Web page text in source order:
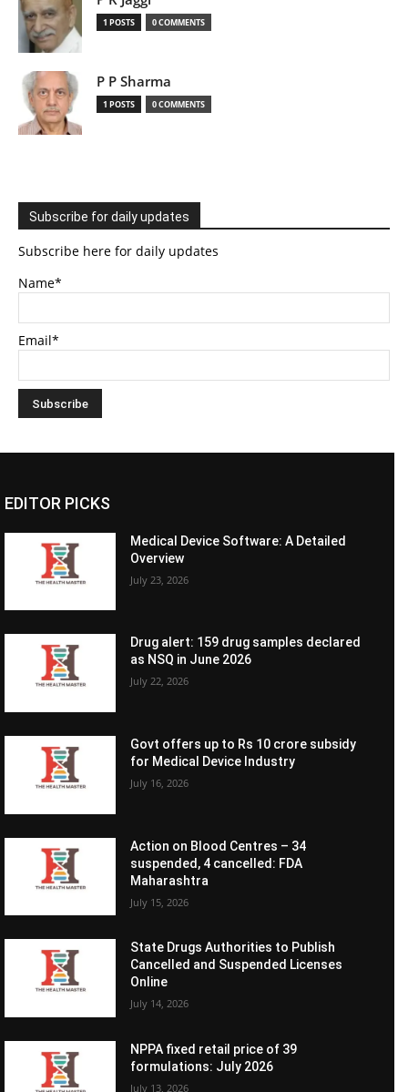
1 POSTS 0 COMMENTS
P P Sharma
1 POSTS 0 COMMENTS
Subscribe for daily updates
Subscribe here for daily updates
Name*
Email*
EDITOR PICKS
Medical Device Software: A Detailed
Overview
July 23, 2026
Drug alert: 159 drug samples declared
as NSQ in June 2026
July 22, 2026
Govt offers up to Rs 10 crore subsidy
for Medical Device Industry
July 16, 2026
Action on Blood Centres – 34
suspended, 4 cancelled: FDA
Maharashtra
July 15, 2026
State Drugs Authorities to Publish
Cancelled and Suspended Licenses
Online
July 14, 2026
NPPA fixed retail price of 39
formulations: July 2026
July 13, 2026